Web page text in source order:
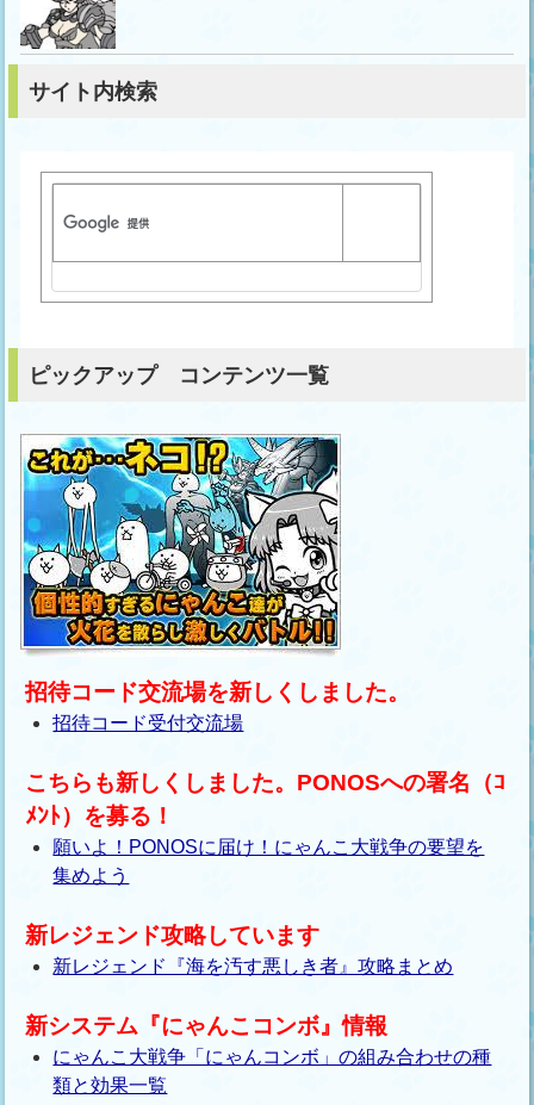
サイト内検索
ピックアップ コンテンツ一覧
招待コード交流場を新しくしました。
招待コード受付交流場
こちらも新しくしました。PONOSへの署名（ｺ
ﾒﾝﾄ）を募る！
願いよ！PONOSに届け！にゃんこ大戦争の要望を
集めよう
新レジェンド攻略しています
新レジェンド『海を汚す悪しき者』攻略まとめ
新システム『にゃんこコンボ』情報
にゃんこ大戦争「にゃんコンボ」の組み合わせの種
類と効果一覧